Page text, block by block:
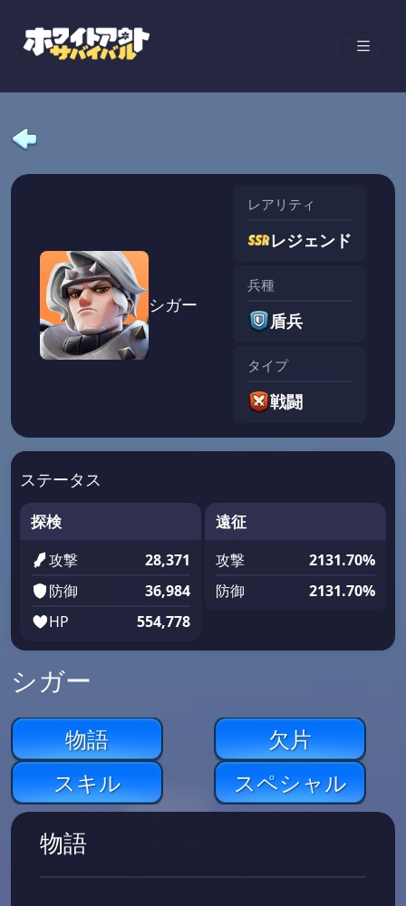
シガー
レアリティ
レジェンド
兵種
盾兵
タイプ
戦闘
ステータス
探検
攻撃
28,371
防御
36,984
HP
554,778
遠征
攻撃
2131.70%
防御
2131.70%
シガー
物語
欠片
スキル
スペシャル
物語